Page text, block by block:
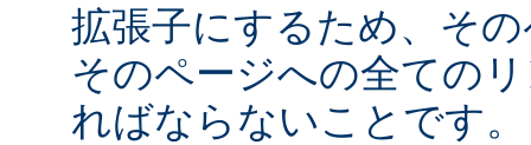
拡張子にするため、そ
そのページへの全ての
ればならないことです。